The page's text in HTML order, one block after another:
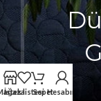
İstek listesiSepetHesabım